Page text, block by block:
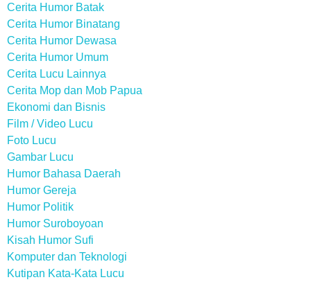
Cerita Humor Batak
Cerita Humor Binatang
Cerita Humor Dewasa
Cerita Humor Umum
Cerita Lucu Lainnya
Cerita Mop dan Mob Papua
Ekonomi dan Bisnis
Film / Video Lucu
Foto Lucu
Gambar Lucu
Humor Bahasa Daerah
Humor Gereja
Humor Politik
Humor Suroboyoan
Kisah Humor Sufi
Komputer dan Teknologi
Kutipan Kata-Kata Lucu